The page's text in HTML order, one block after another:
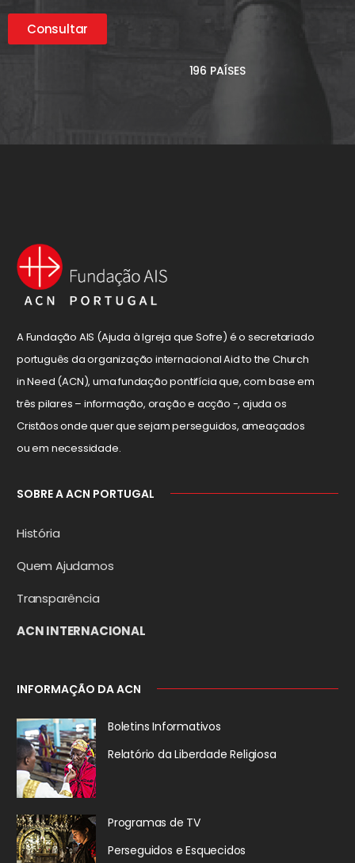
Consultar
196 PAÍSES
A Fundação AIS (Ajuda à Igreja que Sofre) é o secretariado
português da organização internacional Aid to the Church
in Need (ACN), uma fundação pontifícia que, com base em
três pilares – informação, oração e acção -, ajuda os
Cristãos onde quer que sejam perseguidos, ameaçados
ou em necessidade.
SOBRE A ACN PORTUGAL
História
Quem Ajudamos
Transparência
ACN INTERNACIONAL
INFORMAÇÃO DA ACN
Boletins Informativos
Relatório da Liberdade Religiosa
Programas de TV
Perseguidos e Esquecidos